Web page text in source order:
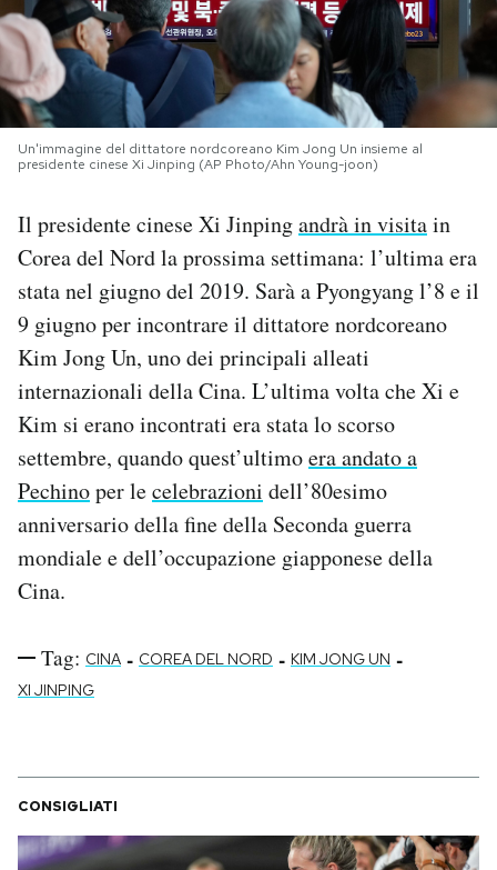
NEWSLETTER
I MIEI PREFERITI
SHOP
CALENDARIO
AREA PERSONALE
Area Personale
Newsletter
Regala il Post
Hai bisogno di aiuto?
Esci
Un'immagine del dittatore nordcoreano Kim Jong Un insieme al
presidente cinese Xi Jinping (AP Photo/Ahn Young-joon)
Il presidente cinese Xi Jinpingandrà in visitain
Corea del Nord la prossima settimana: l’ultima era
stata nel giugno del 2019. Sarà a Pyongyang l’8 e il
9 giugno per incontrare il dittatore nordcoreano
Kim Jong Un, uno dei principali alleati
internazionali della Cina. L’ultima volta che Xi e
Kim si erano incontrati era stata lo scorso
settembre, quando quest’ultimoera andato a
Pechinoper lecelebrazioni dell’80esimo
anniversario della fine della Seconda guerra
mondiale e dell’occupazione giapponese della
Cina.
Tag: CINA - COREA DEL NORD - KIM JONG UN -
XI JINPING
CONSIGLIATI